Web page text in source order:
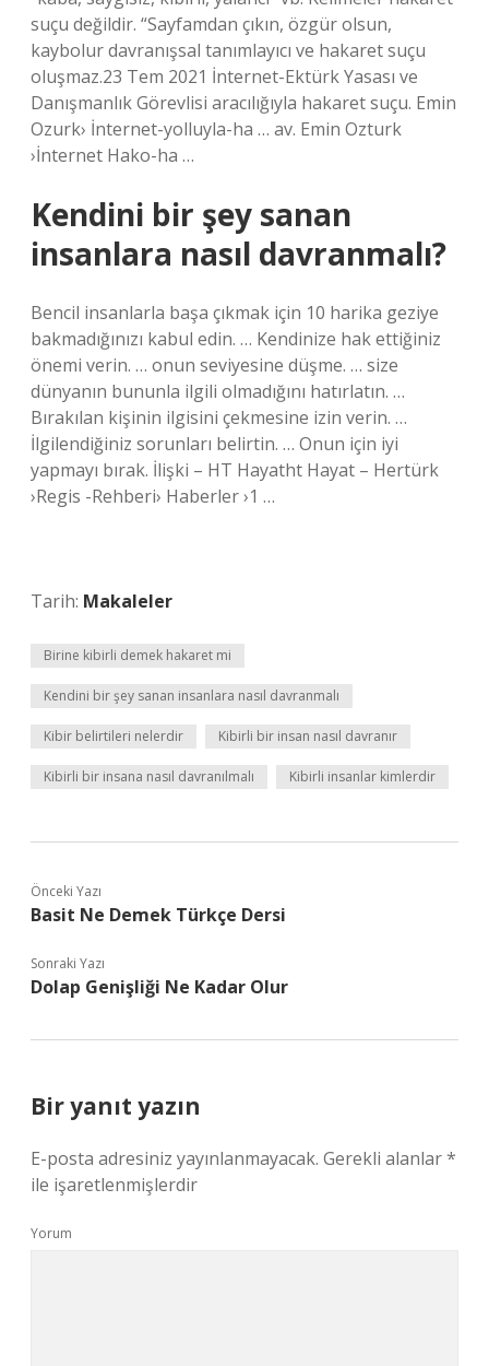
suçu değildir. “Sayfamdan çıkın, özgür olsun,
kaybolur davranışsal tanımlayıcı ve hakaret suçu
oluşmaz.23 Tem 2021 İnternet-Ektürk Yasası ve
Danışmanlık Görevlisi aracılığıyla hakaret suçu. Emin
Ozurk› İnternet-yolluyla-ha … av. Emin Ozturk
›İnternet Hako-ha …
Kendini bir şey sanan
insanlara nasıl davranmalı?
Bencil insanlarla başa çıkmak için 10 harika geziye
bakmadığınızı kabul edin. … Kendinize hak ettiğiniz
önemi verin. … onun seviyesine düşme. … size
dünyanın bununla ilgili olmadığını hatırlatın. …
Bırakılan kişinin ilgisini çekmesine izin verin. …
İlgilendiğiniz sorunları belirtin. … Onun için iyi
yapmayı bırak. İlişki – HT Hayatht Hayat – Hertürk
›Regis -Rehberi› Haberler ›1 …
Tarih: Makaleler
Birine kibirli demek hakaret mi
Kendini bir şey sanan insanlara nasıl davranmalı
Kibir belirtileri nelerdir Kibirli bir insan nasıl davranır
Kibirli bir insana nasıl davranılmalı Kibirli insanlar kimlerdir
Önceki Yazı
Basit Ne Demek Türkçe Dersi
Sonraki Yazı
Dolap Genişliği Ne Kadar Olur
Bir yanıt yazın
E-posta adresiniz yayınlanmayacak. Gerekli alanlar*
ile işaretlenmişlerdir
Yorum